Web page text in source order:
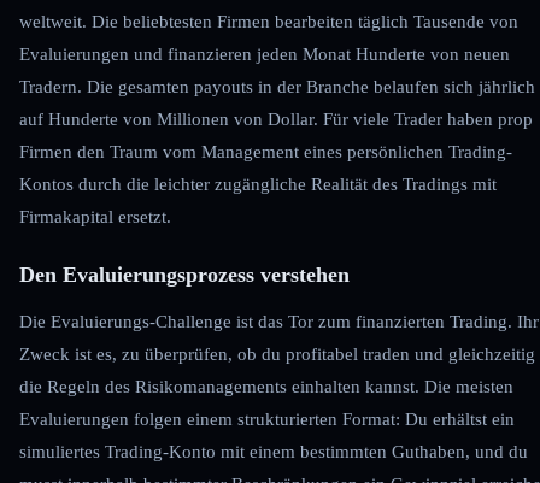
weltweit. Die beliebtesten Firmen bearbeiten täglich Tausende von
Evaluierungen und finanzieren jeden Monat Hunderte von neuen
Tradern. Die gesamten payouts in der Branche belaufen sich jährlich
auf Hunderte von Millionen von Dollar. Für viele Trader haben prop
Firmen den Traum vom Management eines persönlichen Trading-
Kontos durch die leichter zugängliche Realität des Tradings mit
Firmakapital ersetzt.
Den Evaluierungsprozess verstehen
Die Evaluierungs-Challenge ist das Tor zum finanzierten Trading. Ihr
Zweck ist es, zu überprüfen, ob du profitabel traden und gleichzeitig
die Regeln des Risikomanagements einhalten kannst. Die meisten
Evaluierungen folgen einem strukturierten Format: Du erhältst ein
simuliertes Trading-Konto mit einem bestimmten Guthaben, und du